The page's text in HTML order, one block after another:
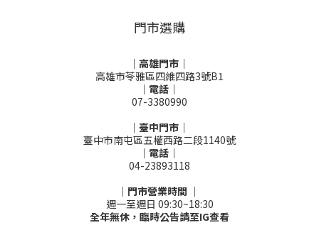
門市選購
｜高雄門市｜
高雄市苓雅區四維四路3號B1
｜電話｜
07-3380990
｜臺中門市｜
臺中市南屯區五權西路二段1140號
｜電話｜
04-23893118
｜門市營業時間 ｜
週一至週日 09:30~18:30
全年無休，臨時公告請至IG查看